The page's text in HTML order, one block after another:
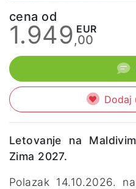
cena od
1.949 EUR
,00
Dodaj
Letovanje na
Zima 2027.
Polazak 14.10.2026.